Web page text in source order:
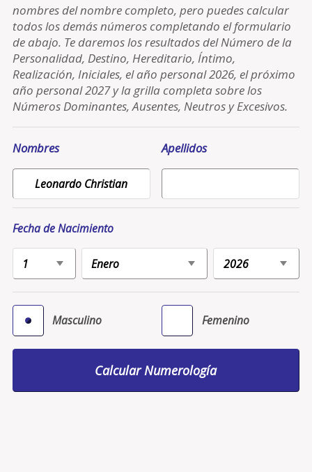
nombres del nombre completo, pero puedes calcular
todos los demás números completando el formulario
de abajo. Te daremos los resultados del Número de la
Personalidad, Destino, Hereditario, Íntimo,
Realización, Iniciales, el año personal 2026, el próximo
año personal 2027 y la grilla completa sobre los
Números Dominantes, Ausentes, Neutros y Excesivos.
Nombres Apellidos
Fecha de Nacimiento
Masculino Femenino